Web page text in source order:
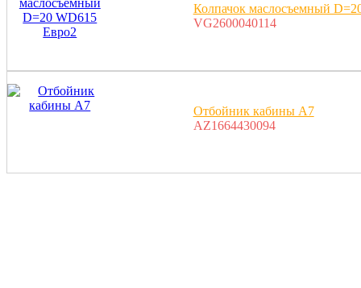
Колпачок маслосъемный
VG2600040114
Отбойник кабины A7
AZ1664430094